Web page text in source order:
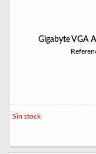
Gigabyte VGA
Sin stock